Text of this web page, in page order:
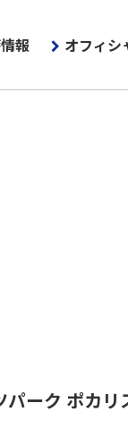
報 オフィシ
ーク ポカリ